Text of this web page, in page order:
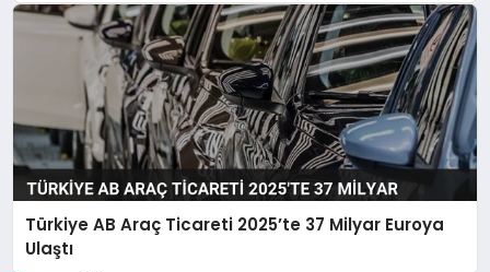
Türkiye AB Araç Ticareti 2025’te 37 Milyar Euroya
Ulaştı